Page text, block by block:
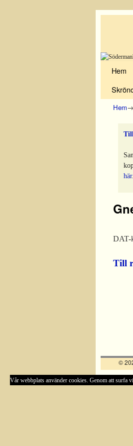
Hem
Hem→
här
DAT-
Till
©
Vår webbplats använder cookies. Genom att surfa